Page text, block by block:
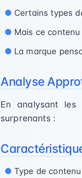
Certains types
Mais ce
La marque
Analyse
En analysant
surprenants :
Type de